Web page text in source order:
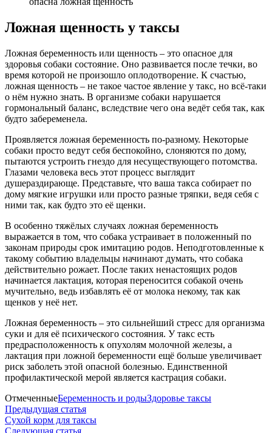
Ложная щенность у таксы
Ложная беременность или щенность – это опасное для
здоровья собаки состояние. Оно развивается после течки, во
время которой не произошло оплодотворение. К счастью,
ложная щенность – не такое частое явление у такс, но всё-таки
о нём нужно знать. В организме собаки нарушается
гормональный баланс, вследствие чего она ведёт себя так, как
будто забеременела.
Проявляется ложная беременность по-разному. Некоторые
собаки просто ведут себя беспокойно, слоняются по дому,
пытаются устроить гнездо для несуществующего потомства.
Глазами человека весь этот процесс выглядит
душераздирающе. Представьте, что ваша такса собирает по
дому мягкие игрушки или просто разные тряпки, ведя себя с
ними так, как будто это её щенки.
В особенно тяжёлых случаях ложная беременность
выражается в том, что собака устраивает в положенный по
законам природы срок имитацию родов. Неподготовленные к
такому событию владельцы начинают думать, что собака
действительно рожает. После таких ненастоящих родов
начинается лактация, которая переносится собакой очень
мучительно, ведь избавлять её от молока некому, так как
щенков у неё нет.
Ложная беременность – это сильнейший стресс для организма
суки и для её психического состояния. У такс есть
предрасположенность к опухолям молочной железы, а
лактация при ложной беременности ещё больше увеличивает
риск заболеть этой опасной болезнью. Единственной
профилактической мерой является кастрация собаки.
ОтмеченныеБеременность и родыЗдоровье таксы
Навигация
по
Предыдущая статьяПредыдущая
статья:
Сухой корм для таксы
Следующая статьяСледующая